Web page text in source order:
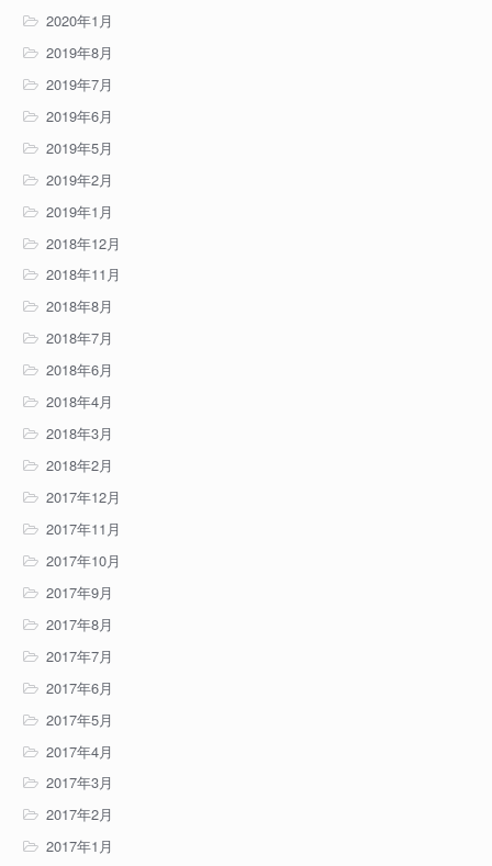
2020年1月
2019年8月
2019年7月
2019年6月
2019年5月
2019年2月
2019年1月
2018年12月
2018年11月
2018年8月
2018年7月
2018年6月
2018年4月
2018年3月
2018年2月
2017年12月
2017年11月
2017年10月
2017年9月
2017年8月
2017年7月
2017年6月
2017年5月
2017年4月
2017年3月
2017年2月
2017年1月